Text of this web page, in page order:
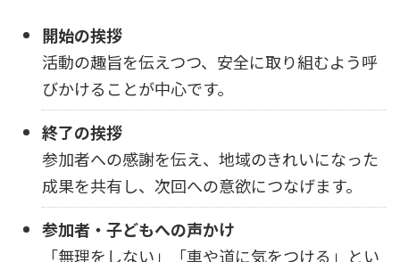
開始の挨拶
活動の趣旨を伝えつつ、安全に取り組むよう呼
びかけることが中心です。
終了の挨拶
参加者への感謝を伝え、地域のきれいになった
成果を共有し、次回への意欲につなげます。
参加者・子どもへの声かけ
「無理をしない」「車や道に気をつける」とい